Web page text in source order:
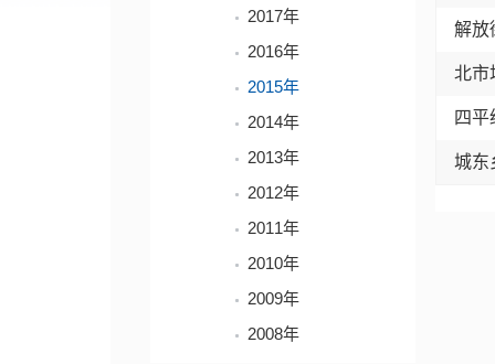
2017年
2016年
2015年
2014年
2013年
2012年
2011年
2010年
2009年
2008年
解放
北市
四平
城东